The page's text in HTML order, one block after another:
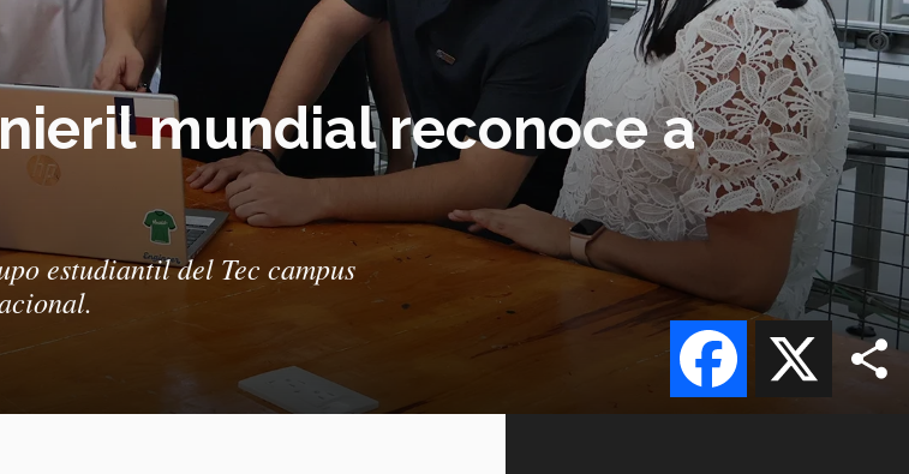
mundial reconoce a
estudiantil del Tec campus
Facebook